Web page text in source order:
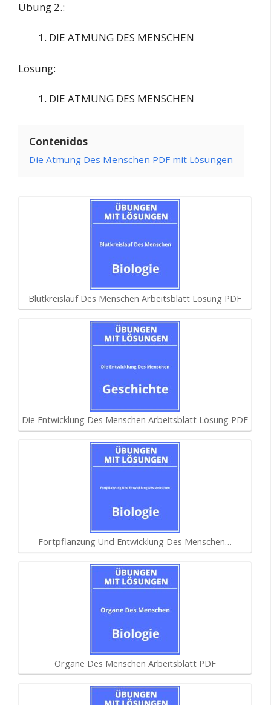
Übung 2.:
DIE ATMUNG DES MENSCHEN
Lösung:
DIE ATMUNG DES MENSCHEN
Contenidos
Die Atmung Des Menschen PDF mit Lösungen
Blutkreislauf Des Menschen Arbeitsblatt Lösung PDF
Die Entwicklung Des Menschen Arbeitsblatt Lösung PDF
Fortpflanzung Und Entwicklung Des Menschen…
Organe Des Menschen Arbeitsblatt PDF